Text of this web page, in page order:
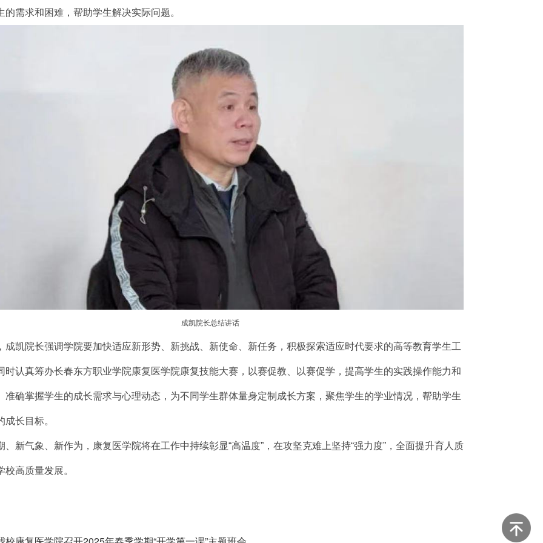
的需求和困难，帮助学生解决实际问题。
成凯院长总结讲话
成凯院长强调学院要加快适应新形势、新挑战、新使命、新任务，积极探索适应时代要求的高等教育学生工
时认真筹办长春东方职业学院康复医学院康复技能大赛，以赛促教、以赛促学，提高学生的实践操作能力和
准确掌握学生的成长需求与心理动态，为不同学生群体量身定制成长方案，聚焦学生的学业情况，帮助学生
成长目标。
、新气象、新作为，康复医学院将在工作中持续彰显“高温度”，在攻坚克难上坚持“强力度”，全面提升育人质
校高质量发展。